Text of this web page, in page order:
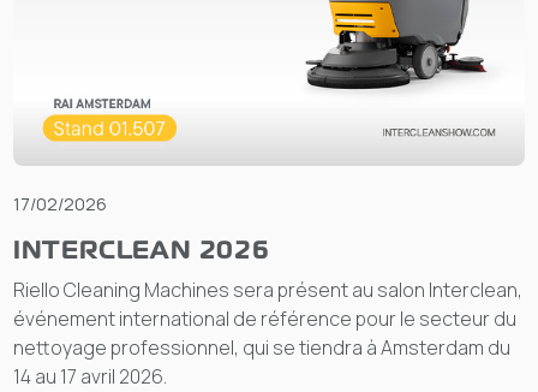
17/02/2026
INTERCLEAN 2026
Riello Cleaning Machines sera présent au salon Interclean,
événement international de référence pour le secteur du
nettoyage professionnel, qui se tiendra à Amsterdam du
14 au 17 avril 2026.